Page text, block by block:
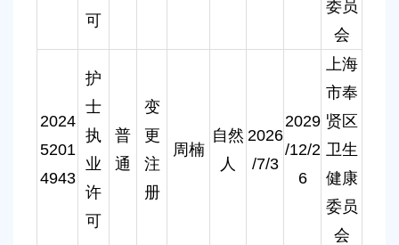
可
委员
会
2024
5201
4943
护
士
执
业
许
可
普
通
变
更
注
册
周楠
自然
人
2026
/7/3
2029
/12/2
6
上海
市奉
贤区
卫生
健康
委员
会